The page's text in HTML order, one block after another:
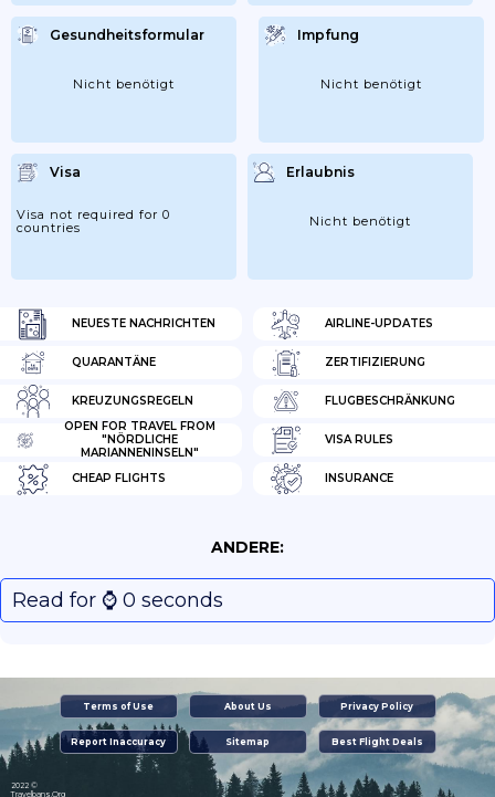
NEUESTE NACHRICHTEN AIRLINE-UPDATES
QUARANTÄNE ZERTIFIZIERUNG
KREUZUNGSREGELN
FLUGBESCHRÄNKUNG
OPEN FOR TRAVEL FROM
"NÖRDLICHE
MARIANNENINSELN"
VISA RULES
CHEAP FLIGHTS INSURANCE
Gesundheitsformular
Nicht benötigt
Impfung
Nicht benötigt
Visa
Visa not required for 0
countries
Erlaubnis
Nicht benötigt
ANDERE:
Read for ⌚️ 0 seconds
Terms of Use About Us Privacy Policy
Report Inaccuracy Sitemap Best Flight Deals
2022 ©
Travelbans.Org